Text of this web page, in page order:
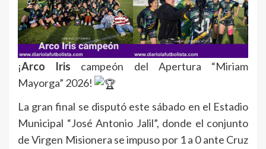
¡Arco Iris campeón del Apertura “Miriam
Mayorga” 2026!
La gran final se disputó este sábado en el Estadio
Municipal “José Antonio Jalil”, donde el conjunto
de Virgen Misionera se impuso por 1 a 0 ante Cruz